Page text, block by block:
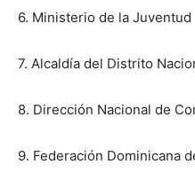
6. Ministerio de la Juventud
7. Alcaldía del Distrito
8. Dirección Nacional de
9. Federación Dominicana